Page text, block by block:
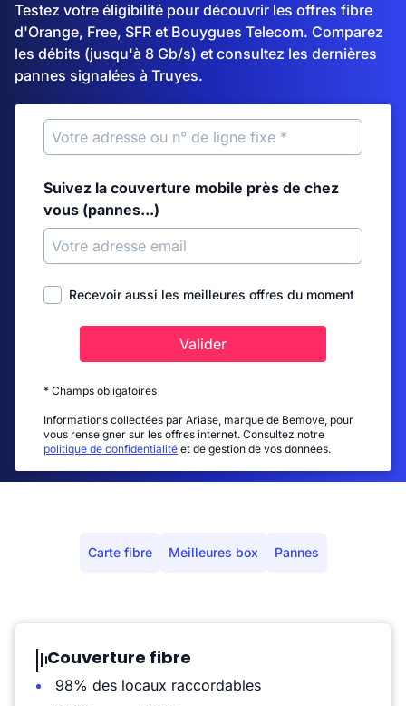
Testez votre éligibilité pour découvrir les offres fibre
d'Orange, Free, SFR et Bouygues Telecom. Comparez
les débits (jusqu'à 8 Gb/s) et consultez les dernières
pannes signalées à Truyes.
Suivez la couverture mobile près de chez
vous (pannes...)
Recevoir aussi les meilleures offres du moment
Valider
* Champs obligatoires
Informations collectées par Ariase, marque de Bemove, pour
vous renseigner sur les offres internet. Consultez notre
politique de confidentialité et de gestion de vos données.
Carte fibre Meilleures box Pannes
Couverture fibre
98% des locaux raccordables